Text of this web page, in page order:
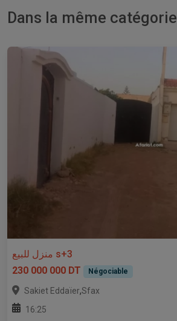
Dans la même catégorie
منزل للبيع s+3
230 000 000 DT
Négociable
Sakiet Eddaïer,Sfax
16:25